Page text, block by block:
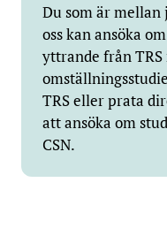
Du som är mellan
oss kan ansöka
yttrande från
TRS eller prata
att ansöka om
CSN.